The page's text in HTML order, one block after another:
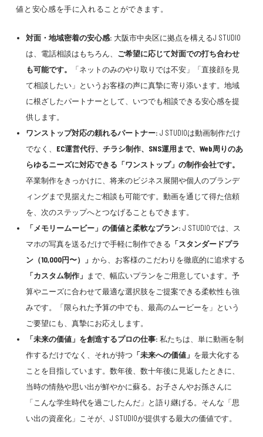
値と安心感を手に入れることができます。
対面・地域密着の安心感: 大阪市中央区に拠点を構えるJ STUDIO
は、電話相談はもちろん、 ご希望に応じて対面での打ち合わせ
も可能です。
「ネットのみのやり取りでは不安」「直接顔を見
て相談したい」というお客様の声に真摯に寄り添います。地域
に根ざしたパートナーとして、いつでも相談できる安心感を提
供します。
ワンストップ対応の頼れるパートナー: J STUDIOは動画制作だけ
でなく、 EC運営代行、チラシ制作、SNS運用まで、Web周りのあ
らゆるニーズに対応できる「ワンストップ」の制作会社です。
卒業制作をきっかけに、将来のビジネス展開や個人のブランデ
ィングまで見据えたご相談も可能です。動画を通じて得た信頼
を、次のステップへとつなげることもできます。
「メモリームービー」の価値と柔軟なプラン: J STUDIOでは、ス
マホの写真を送るだけで手軽に制作できる 「スタンダードプラ
ン（10,000円〜）」 から、お客様のこだわりを徹底的に追求する
「カスタム制作」 まで、幅広いプランをご用意しています。予
算やニーズに合わせて最適な選択肢をご提案できる柔軟性も強
みです。「限られた予算の中でも、最高のムービーを」という
ご要望にも、真摯にお応えします。
「未来の価値」を創造するプロの仕事: 私たちは、単に動画を制
作するだけでなく、それが持つ 「未来への価値」 を最大化する
ことを目指しています。数年後、数十年後に見返したときに、
当時の情熱や思い出が鮮やかに蘇る。お子さんやお孫さんに
「こんな学生時代を過ごしたんだ」と語り継げる。そんな「思
い出の資産化」こそが、J STUDIOが提供する最大の価値です。